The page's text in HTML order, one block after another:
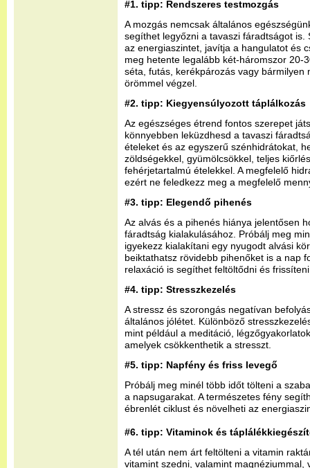
#1. tipp: Rendszeres testmozgás
A mozgás nemcsak általános
segíthet legyőzni a tavaszi fáradtságot is.
az energiaszintet, javítja a hangulatot és
meg hetente legalább két-háromszor 20-
séta, futás, kerékpározás vagy bármilyen
örömmel végzel.
#2. tipp: Kiegyensúlyozott táplálkozás
Az egészséges étrend fontos szerepet
könnyebben leküzdhesd a tavaszi
ételeket és az egyszerű szénhidrátokat,
zöldségekkel, gyümölcsökkel, teljes
fehérjetartalmú ételekkel. A megfelelő
ezért ne feledkezz meg a megfelelő
#3. tipp: Elegendő pihenés
Az alvás és a pihenés hiánya jelentősen
fáradtság kialakulásához. Próbálj meg
igyekezz kialakítani egy nyugodt alvási
beiktathatsz rövidebb pihenőket is a nap
relaxáció is segíthet feltöltődni és
#4. tipp: Stresszkezelés
A stressz és szorongás negatívan
általános jólétet. Különböző
mint például a meditáció,
amelyek csökkenthetik a stresszt.
#5. tipp: Napfény és friss levegő
Próbálj meg minél több időt tölteni a
a napsugarakat. A természetes fény
ébrenlét ciklust és növelheti az
#6. tipp: Vitaminok és
A tél után nem árt feltölteni a vitamin
vitamint szedni, valamint magnéziummal,